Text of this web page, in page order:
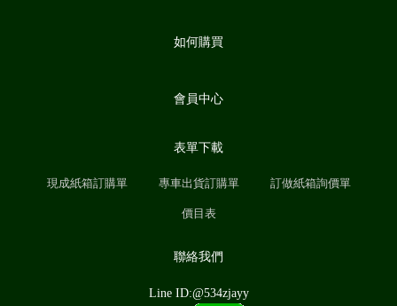
如何購買
會員中心
表單下載
現成紙箱訂購單 專車出貨訂購單 訂做紙箱詢價單
價目表
聯絡我們
Line ID:@534zjayy